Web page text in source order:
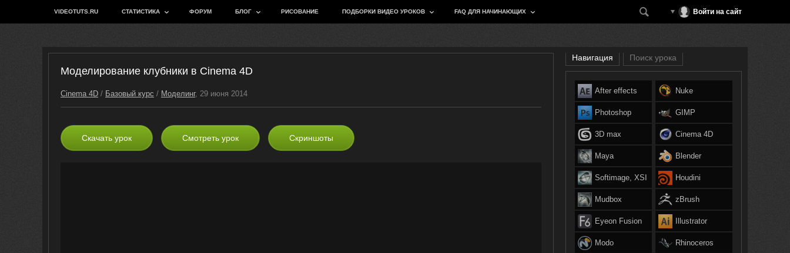
VIDEOTUTS.RU СТАТИСТИКА ФОРУМ БЛОГ РИСОВАНИЕ ПОДБОРКИ ВИДЕО УРОКОВ FAQ ДЛЯ НАЧИНАЮЩИХ Войти на сайт
Моделирование клубники в Cinema 4D
Cinema 4D / Базовый курс / Моделинг, 29 июня 2014
Скачать урок Смотреть урок Скриншоты
Навигация Поиск урока
After effects
Photoshop
3D max
Maya
Softimage, XSI
Mudbox
Eyeon Fusion
Modo
Nuke
GIMP
Cinema 4D
Blender
Houdini
zBrush
Illustrator
Rhinoceros